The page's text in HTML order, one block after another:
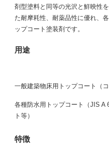
剤型塗料と同等の光沢と鮮映性
た耐摩耗性、耐薬品性に優れ、
ップコート塗装剤です。
用途
一般建築物床用トップコート（
各種防水用トップコート（JIS A
ト等）
特徴